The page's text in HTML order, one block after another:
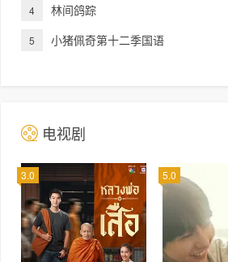
4
林间鸽踪
5 小猪佩奇第十二季国语
电视剧
3.0 5.0